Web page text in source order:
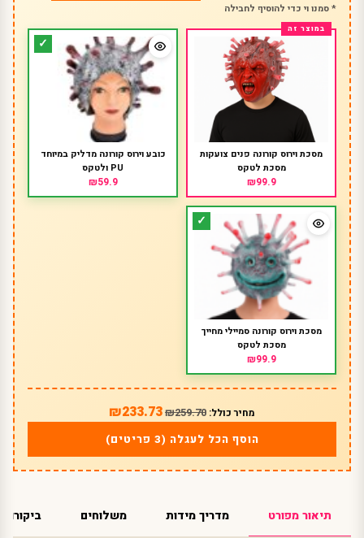
* סמנו וי כדי להוסיף לחבילה
מסכת וירוס קורונה פנים צועקות
מסכת לטקס
₪99.9
כובע וירוס קורונה מדליק במיוחד
PU ולטקס
₪59.9
מסכת וירוס קורונה סמיילי מחייך
מסכת לטקס
₪99.9
מחיר כולל: ₪259.70
₪233.73
הוסף הכל לעגלה (3 פריטים)
תיאור מפורט מדריך מידות משלוחים ביקורות